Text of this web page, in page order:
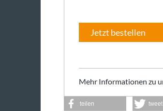
Jetzt bestellen
Mehr Informationen zu
teilen tweet